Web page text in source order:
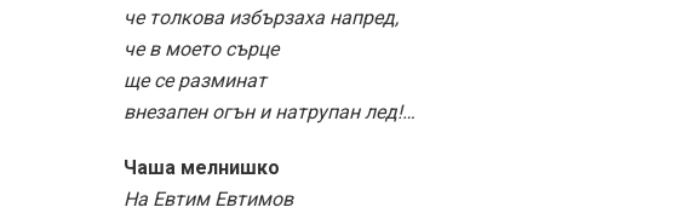
че толкова избързаха напред,
че в моето сърце
ще се разминат
внезапен огън и натрупан лед!…
Чаша мелнишко
На Евтим Евтимов